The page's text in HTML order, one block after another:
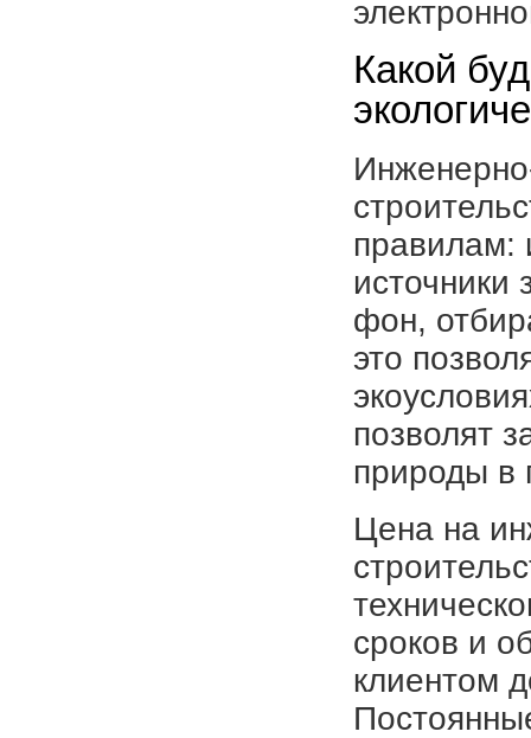
Какой
правилам:
источники
фон,
это
позволят
природы в
Цена на
сроков и
клиентом